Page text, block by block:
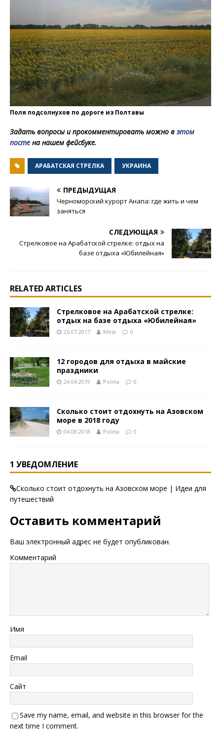
Поля подсолнухов по дороге из Полтавы
Задать вопросы и прокомментировать можно в этом
посте на нашем фейсбуке.
АРАБАТСКАЯ СТРЕЛКА УКРАИНА
ПРЕДЫДУЩАЯ
Черноморский курорт Анапа: где жить и чем
заняться
СЛЕДУЮЩАЯ
Стрелковое на Арабатской стрелке: отдых на
базе отдыха «Юбилейная»
RELATED ARTICLES
Стрелковое на Арабатской стрелке:
отдых на базе отдыха «Юбилейная»
26.07.2017 Mela 0
12 городов для отдыха в майские
праздники
24.04.2019 Polina 0
Сколько стоит отдохнуть на Азовском
море в 2018 году
04.08.2018 Polina 0
1 УВЕДОМЛЕНИЕ
Сколько стоит отдохнуть на Азовском море | Идеи для
путешествий
Оставить комментарий
Ваш электронный адрес не будет опубликован.
Комментарий
Имя
Email
Сайт
Save my name, email, and website in this browser for the
next time I comment.